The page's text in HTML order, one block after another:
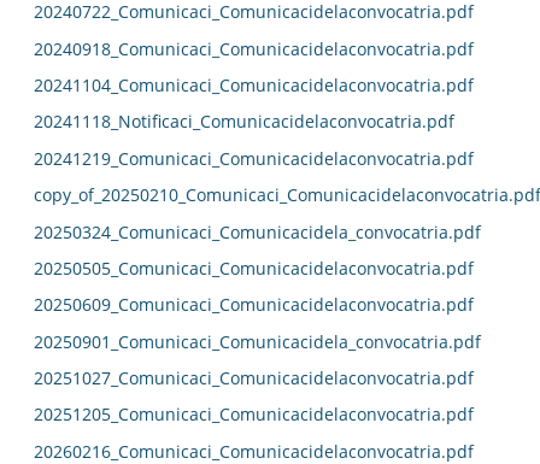
20240722_Comunicaci_Comunicacidelaconvocatria.pdf
20240918_Comunicaci_Comunicacidelaconvocatria.pdf
20241104_Comunicaci_Comunicacidelaconvocatria.pdf
20241118_Notificaci_Comunicacidelaconvocatria.pdf
20241219_Comunicaci_Comunicacidelaconvocatria.pdf
copy_of_20250210_Comunicaci_Comunicacidelaconvocatria.pdf
20250324_Comunicaci_Comunicacidela_convocatria.pdf
20250505_Comunicaci_Comunicacidelaconvocatria.pdf
20250609_Comunicaci_Comunicacidelaconvocatria.pdf
20250901_Comunicaci_Comunicacidela_convocatria.pdf
20251027_Comunicaci_Comunicacidelaconvocatria.pdf
20251205_Comunicaci_Comunicacidelaconvocatria.pdf
20260216_Comunicaci_Comunicacidelaconvocatria.pdf